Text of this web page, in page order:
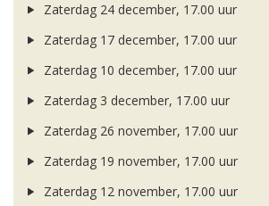
Zaterdag 24 december, 17.00 uur
Zaterdag 17 december, 17.00 uur
Zaterdag 10 december, 17.00 uur
Zaterdag 3 december, 17.00 uur
Zaterdag 26 november, 17.00 uur
Zaterdag 19 november, 17.00 uur
Zaterdag 12 november, 17.00 uur